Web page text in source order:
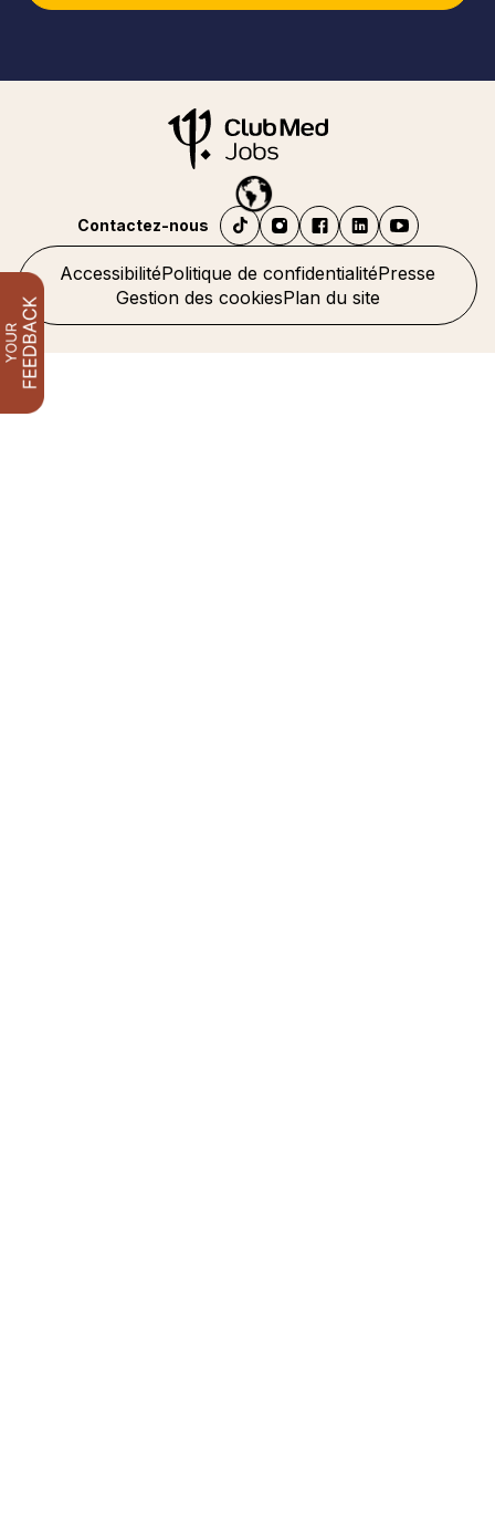
AccessibilitéPolitique de confidentialitéPresse
Gestion des cookiesPlan du site
Contactez-nous